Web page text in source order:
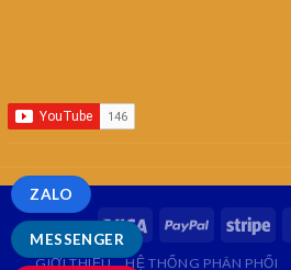
GIỚI THIỆU HỆ THỐNG PHÂN PHỐI
MESSENGER
ZALO